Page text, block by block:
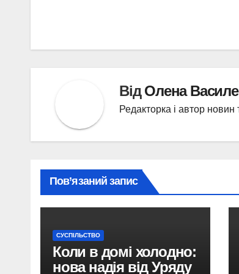
ВідОлена
Редакторка і автор
Пов’язаний запис
СУСПІЛЬСТВО
Коли в домі холодно:
нова надія від Уряду